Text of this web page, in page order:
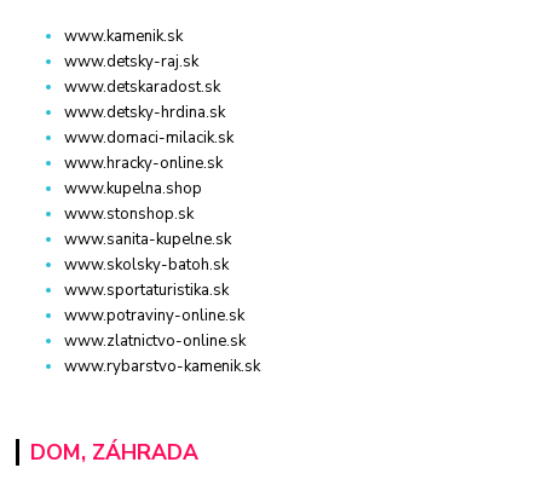
www.kamenik.sk
www.detsky-raj.sk
www.detskaradost.sk
www.detsky-hrdina.sk
www.domaci-milacik.sk
www.hracky-online.sk
www.kupelna.shop
www.stonshop.sk
www.sanita-kupelne.sk
www.skolsky-batoh.sk
www.sportaturistika.sk
www.potraviny-online.sk
www.zlatnictvo-online.sk
www.rybarstvo-kamenik.sk
DOM, ZÁHRADA